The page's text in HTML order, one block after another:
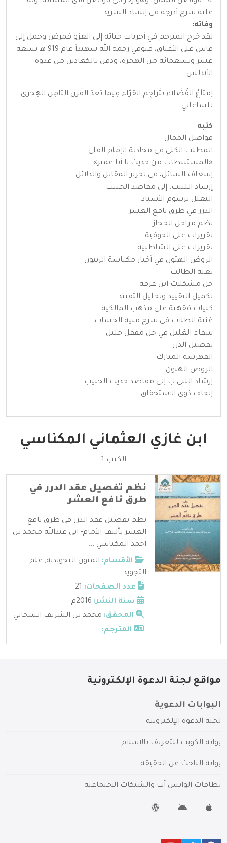
عليه شرح أدرجه في إنشاد الشريد.
وفاته:
لقد خرج المترجم في أخريات حياته إلى الغزو فمرض وحمل إلى
فاس على الأعناق، فتوفي رحمه الله شهيداً عام 919 هـ تسعة
عشر وتسعمائة من الهجرة، ودفن بالكغادين من عدوة
الأندلس.
إمتاَعُ الفُضَلاء بتَراجِم القرّاء فِيما بَعدَ القَرن الثامِن الهِجري-
للساعاتي
كتبه
فواصل الممال
المطلب الكلى فى محادثة الإمام القلى
«المستنبطات من حديث يا أبا عمير»
إسعاف السائل، فى تحرير المقاتل والدلائل
إرشاد اللبيب، إلى مقاصد الحبيب
التعلل برسوم الأسناد
الدرر في طرق نافع العشر
نظم مراحل الحجاز
تقريرات على الحوفية
تقريرات على الشاطبية
الروض الهتون في أخبار مكناسة الزيتون
بغية الطالب
حل مشكلات ابن عرفة
تكميل التقييد وتحليل التقييد
كليات فقهية على مذهب المالكية
غنية الطلاب في شرح منية الحساب
شفاء الغليل في حل مقفل خليل
تفصيل الدرر
الفهرسة المبارك
الروض الهتون
إرشاد اللبي ب إلى مقاصد حديث الحبيب
إتحاف ذوي الاستحقاق
ابن غازي العثماني المكناسي
الكتب 1
نظم تفصيل عقد الدرر في
طرق نافع العشر
نظم تفصيل عقد الدرر في طرق نافع
العشر تأليف الأمام- ابي عبدالله محمد بن
احمد المكناسي ...
الأقسام: المتون التجويدية, علم
التجويد
عدد الصفحات:
سنة النشر:
المحقق: محمد بن الشريف السحابي
المترجم: ---
مواقع لجنة الدعوة الإلكترونية
البوابات الدعوية
لجنة الدعوة الإلكترونية
بوابة الكويت للتعريف بالإسلام
بوابة الباحث عن الحقيقة
بطاقات الواتس آب والشبكات الاجتماعية